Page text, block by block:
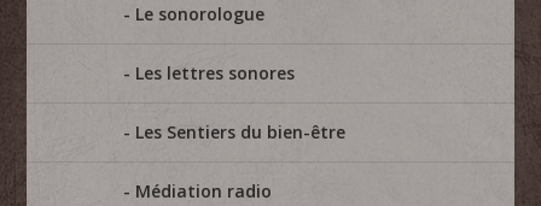
Le sonorologue
Les lettres sonores
Les Sentiers du bien-être
Médiation radio